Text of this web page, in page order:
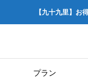
【九十九里】お
プラン